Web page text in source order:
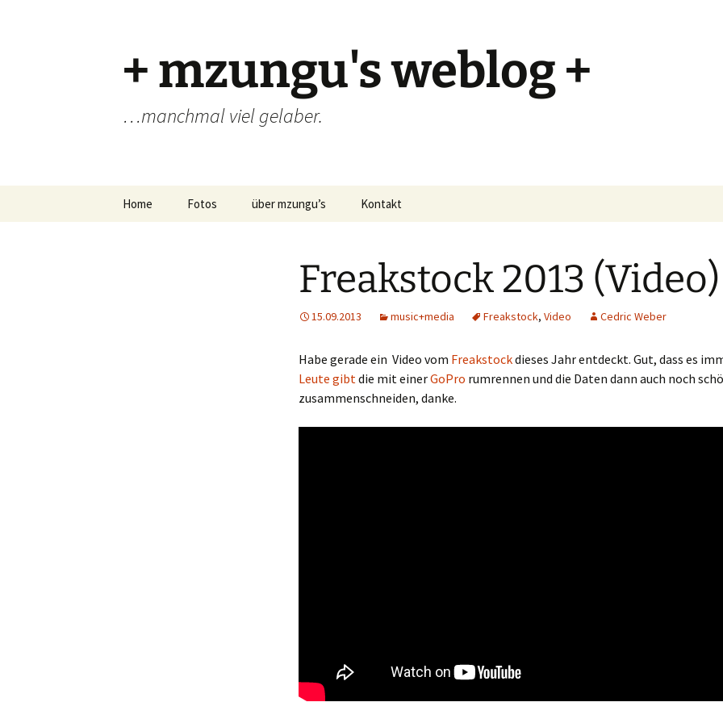
+ mzungu's weblog +
…manchmal viel gelaber.
Home Fotos über mzungu’s Kontakt
Freakstock 2013 (Video)
15.09.2013 music+media Freakstock, Video Cedric Weber
Habe gerade ein Video vom Freakstockdieses Jahr entdeckt. Gut, dass es
Leute gibtdie mit einerGoPro rumrennen und die Daten dann auch noch
zusammenschneiden, danke.